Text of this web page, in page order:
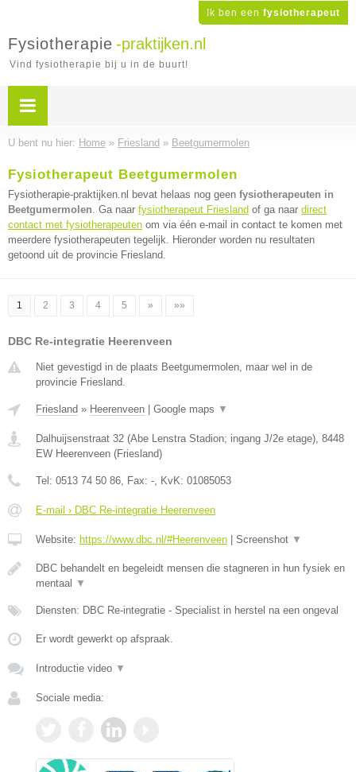
Ik ben een fysiotherapeut
Fysiotherapie -praktijken.nl
Vind fysiotherapie bij u in de buurt!
U bent nu hier: Home » Friesland » Beetgumermolen
Fysiotherapeut Beetgumermolen
Fysiotherapie-praktijken.nl bevat helaas nog geen fysiotherapeuten in
Beetgumermolen. Ga naar fysiotherapeut Friesland of ga naar direct
contact met fysiotherapeuten om via één e-mail in contact te komen met
meerdere fysiotherapeuten tegelijk. Hieronder worden nu resultaten
getoond uit de provincie Friesland.
1 2 3 4 5 » »»
DBC Re-integratie Heerenveen
Niet gevestigd in de plaats Beetgumermolen, maar wel in de
provincie Friesland.
Friesland » Heerenveen Google maps ▼
Dalhuijsenstraat 32 (Abe Lenstra Stadion; ingang J/2e etage), 8448
EW Heerenveen (Friesland)
Tel: 0513 74 50 86, Fax: -, KvK: 01085053
E-mail › DBC Re-integratie Heerenveen
Website: https://www.dbc.nl/#Heerenveen Screenshot ▼
DBC behandelt en begeleidt mensen die stagneren in hun fysiek en
mentaal
▼
Diensten: DBC Re-integratie - Specialist in herstel na een ongeval
Er wordt gewerkt op afspraak.
Introductie video ▼
Sociale media: